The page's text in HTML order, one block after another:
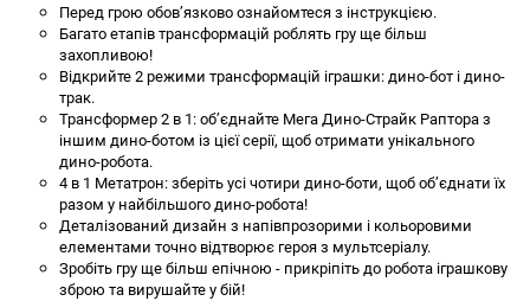
Перед грою обов’язково ознайомтеся з інструкцією.
Багато етапів трансформацій роблять гру ще більш
захопливою!
Відкрийте 2 режими трансформацій іграшки: дино-бот і дино-
трак.
Трансформер 2 в 1: об’єднайте Мега Дино-Страйк Раптора з
іншим дино-ботом із цієї серії, щоб отримати унікального
дино-робота.
4 в 1 Метатрон: зберіть усі чотири дино-боти, щоб об’єднати їх
разом у найбільшого дино-робота!
Деталізований дизайн з напівпрозорими і кольоровими
елементами точно відтворює героя з мультсеріалу.
Зробіть гру ще більш епічною - прикріпіть до робота іграшкову
зброю та вирушайте у бій!